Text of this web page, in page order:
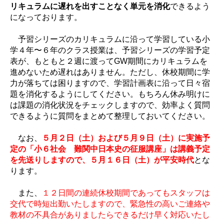
リキュラムに遅れを出すことなく単元を消化できるよう
になっております。
予習シリーズのカリキュラムに沿って学習している小
学４年〜６年のクラス授業は、予習シリーズの学習予定
表が、もともと２週に渡ってGW期間にカリキュラムを
進めないため遅れはありません。ただし、休校期間に学
力が落ちては困りますので、学習計画表に沿って日々宿
題を消化するようにしてください。もちろん休み明けに
は課題の消化状況をチェックしますので、効率よく質問
できるように質問をまとめて整理しておいてください。
なお、
５月２日（土）および５月９日（土）に実施予
定の「小６社会 難関中日本史の征服講座」は講義予定
を先送りしますので、５月１６日（土）が平安時代とな
ります。
また、
１２日間の連続休校期間であってもスタッフは
交代で時短出勤いたしますので、緊急性の高いご連絡や
教材の不具合がありましたらできるだけ早く対応いたし